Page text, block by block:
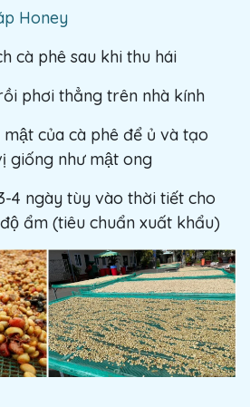
Honey
cà phê sau khi thu hái
phơi thẳng trên nhà kính
mật của cà phê để ủ và tạo
giống như mật ong
4 ngày tùy vào thời tiết cho
ẩm (tiêu chuẩn xuất khẩu)